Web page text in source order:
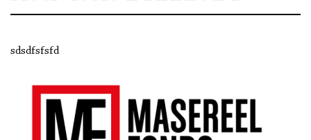
sdsdfsfsfd